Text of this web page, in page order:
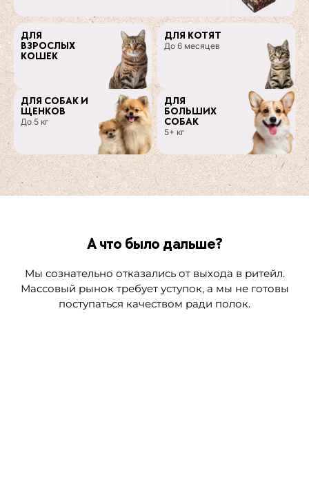
ДЛЯ
ВЗРОСЛЫХ
КОШЕК
ДЛЯ КОТЯТ
До 6 месяцев
ДЛЯ СОБАК И
ЩЕНКОВ
До 5 кг
ДЛЯ
БОЛЬШИХ
СОБАК
5+ кг
А что было дальше?
Мы сознательно отказались от выхода в ритейл.
Массовый рынок требует уступок, а мы не готовы
поступаться качеством ради полок.